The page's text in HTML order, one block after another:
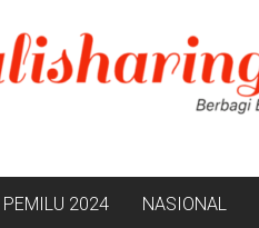
PEMILU 2024 NASIONAL